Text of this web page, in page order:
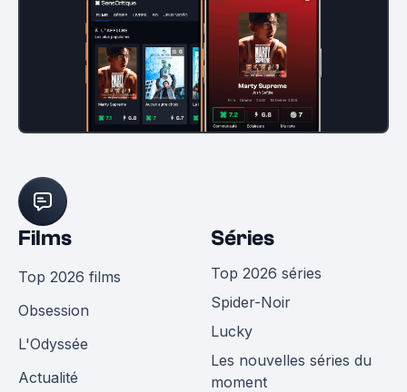
Films
Top 2026 films
Obsession
L'Odyssée
Actualité
Séries
Top 2026 séries
Spider-Noir
Lucky
Les nouvelles séries du
moment